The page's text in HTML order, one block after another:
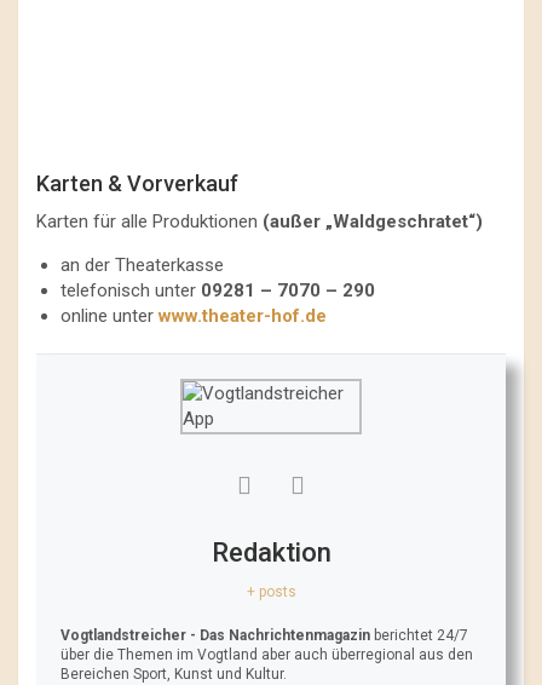
Karten & Vorverkauf
Karten für alle Produktionen (außer „Waldgeschratet“)
an der Theaterkasse
telefonisch unter 09281 – 7070 – 290
online unterwww.theater-hof.de
Redaktion
+ posts
Vogtlandstreicher - Das Nachrichtenmagazin berichtet 24/7
über die Themen im Vogtland aber auch überregional aus den
Bereichen Sport, Kunst und Kultur.